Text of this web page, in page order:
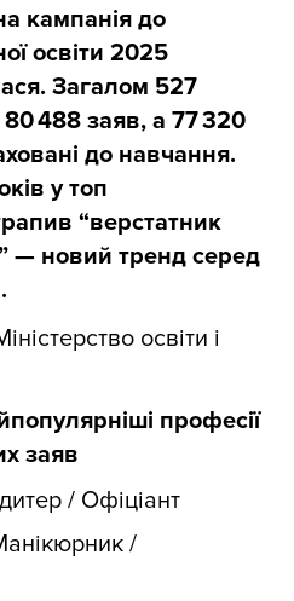
кампанія до
освіти 2025
Загалом 527
488 заяв, а 77 320
до навчання.
у топ
“верстатник
— новий тренд серед
освіти і
професії
заяв
/ Офіціант
/